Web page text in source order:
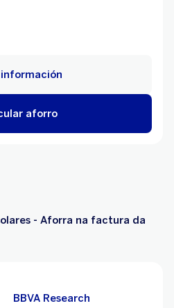
aforro
información
- Aforra na factura da
BBVA Research